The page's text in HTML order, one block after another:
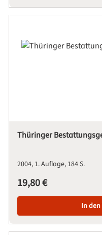
Thüringer
2004 1. Auflage 184 S.
Regulärer Preis:
19,80 €
In